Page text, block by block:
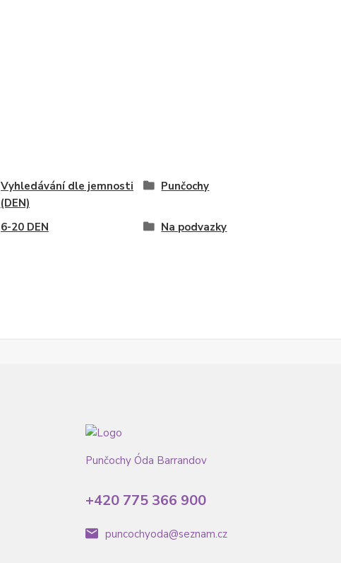
Vyhledávání dle jemnosti
(DEN)
Punčochy
6-20 DEN
Na podvazky
Punčochy Óda Barrandov
+420 775 366 900
puncochyoda@seznam.cz